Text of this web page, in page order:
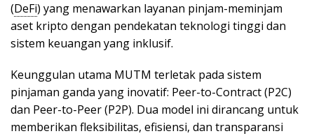
(DeFi) yang menawarkan layanan pinjam-meminjam
aset kripto dengan pendekatan teknologi tinggi dan
sistem keuangan yang inklusif.
Keunggulan utama MUTM terletak pada sistem
pinjaman ganda yang inovatif: Peer-to-Contract (P2C)
dan Peer-to-Peer (P2P). Dua model ini dirancang untuk
memberikan fleksibilitas, efisiensi, dan transparansi